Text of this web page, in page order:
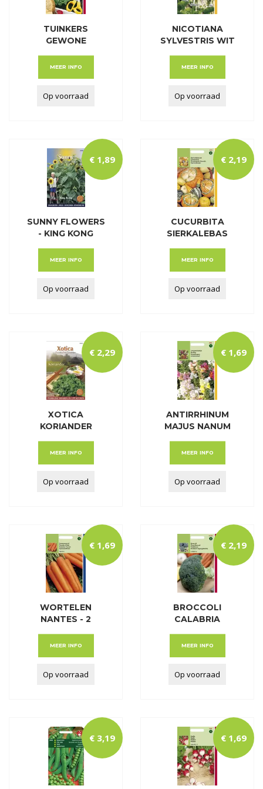
TUINKERS
GEWONE
MEER INFO
Op voorraad
NICOTIANA
SYLVESTRIS WIT
MEER INFO
Op voorraad
SUNNY FLOWERS
- KING KONG
€ 1,89
MEER INFO
Op voorraad
CUCURBITA
SIERKALEBAS
GEMENGD
€ 2,19
MEER INFO
Op voorraad
XOTICA
KORIANDER
€ 2,29
MEER INFO
Op voorraad
ANTIRRHINUM
MAJUS NANUM
€ 1,69
MEER INFO
Op voorraad
WORTELEN
NANTES - 2
€ 1,69
MEER INFO
Op voorraad
BROCCOLI
CALABRIA
€ 2,19
MEER INFO
Op voorraad
€ 3,19 € 1,69